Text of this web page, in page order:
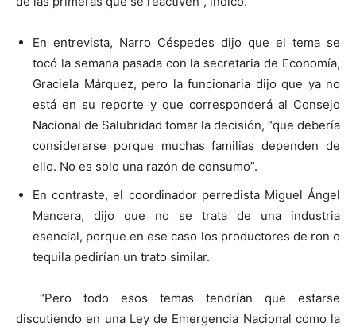
En entrevista, Narro Céspedes dijo que el tema se
tocó la semana pasada con la secretaria de Economía,
Graciela Márquez, pero la funcionaria dijo que ya no
está en su reporte y que corresponderá al Consejo
Nacional de Salubridad tomar la decisión, “que debería
considerarse porque muchas familias dependen de
ello. No es solo una razón de consumo”.
En contraste, el coordinador perredista Miguel Ángel
Mancera, dijo que no se trata de una industria
esencial, porque en ese caso los productores de ron o
tequila pedirían un trato similar.
“Pero todo esos temas tendrían que estarse
discutiendo en una Ley de Emergencia Nacional como la